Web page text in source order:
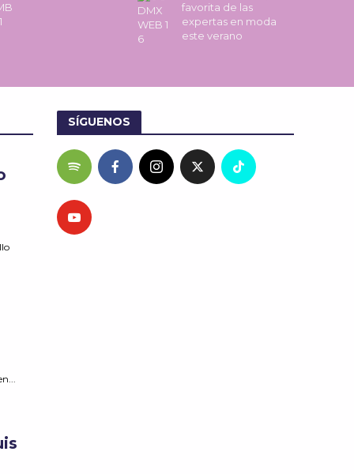
favorita de las
expertas en moda
este verano
SÍGUENOS